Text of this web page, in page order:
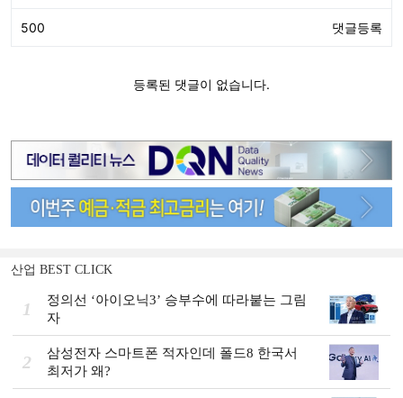
산업 BEST CLICK
1
정의선 ‘아이오닉3ʼ 승부수에 따라붙는 그림
자
2
삼성전자 스마트폰 적자인데 폴드8 한국서
최저가 왜?